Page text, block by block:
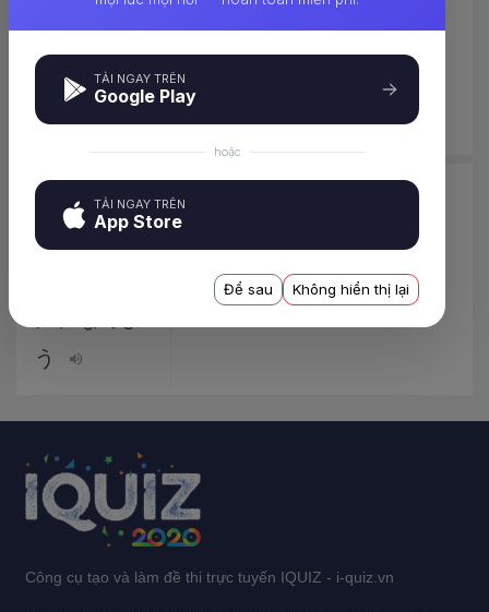
メモをして
ください。
アイスクリ
ームを解け
う
Trong lúc kem chưa
Công cụ tạo và làm đề thi trực tuyến IQUIZ - i-quiz.vn
TẢI NGAY TRÊN
Google Play
hoặc
TẢI NGAY TRÊN
App Store
Để sau Không hiển thị lại